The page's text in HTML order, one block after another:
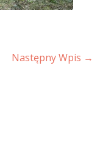
Następny Wpis →